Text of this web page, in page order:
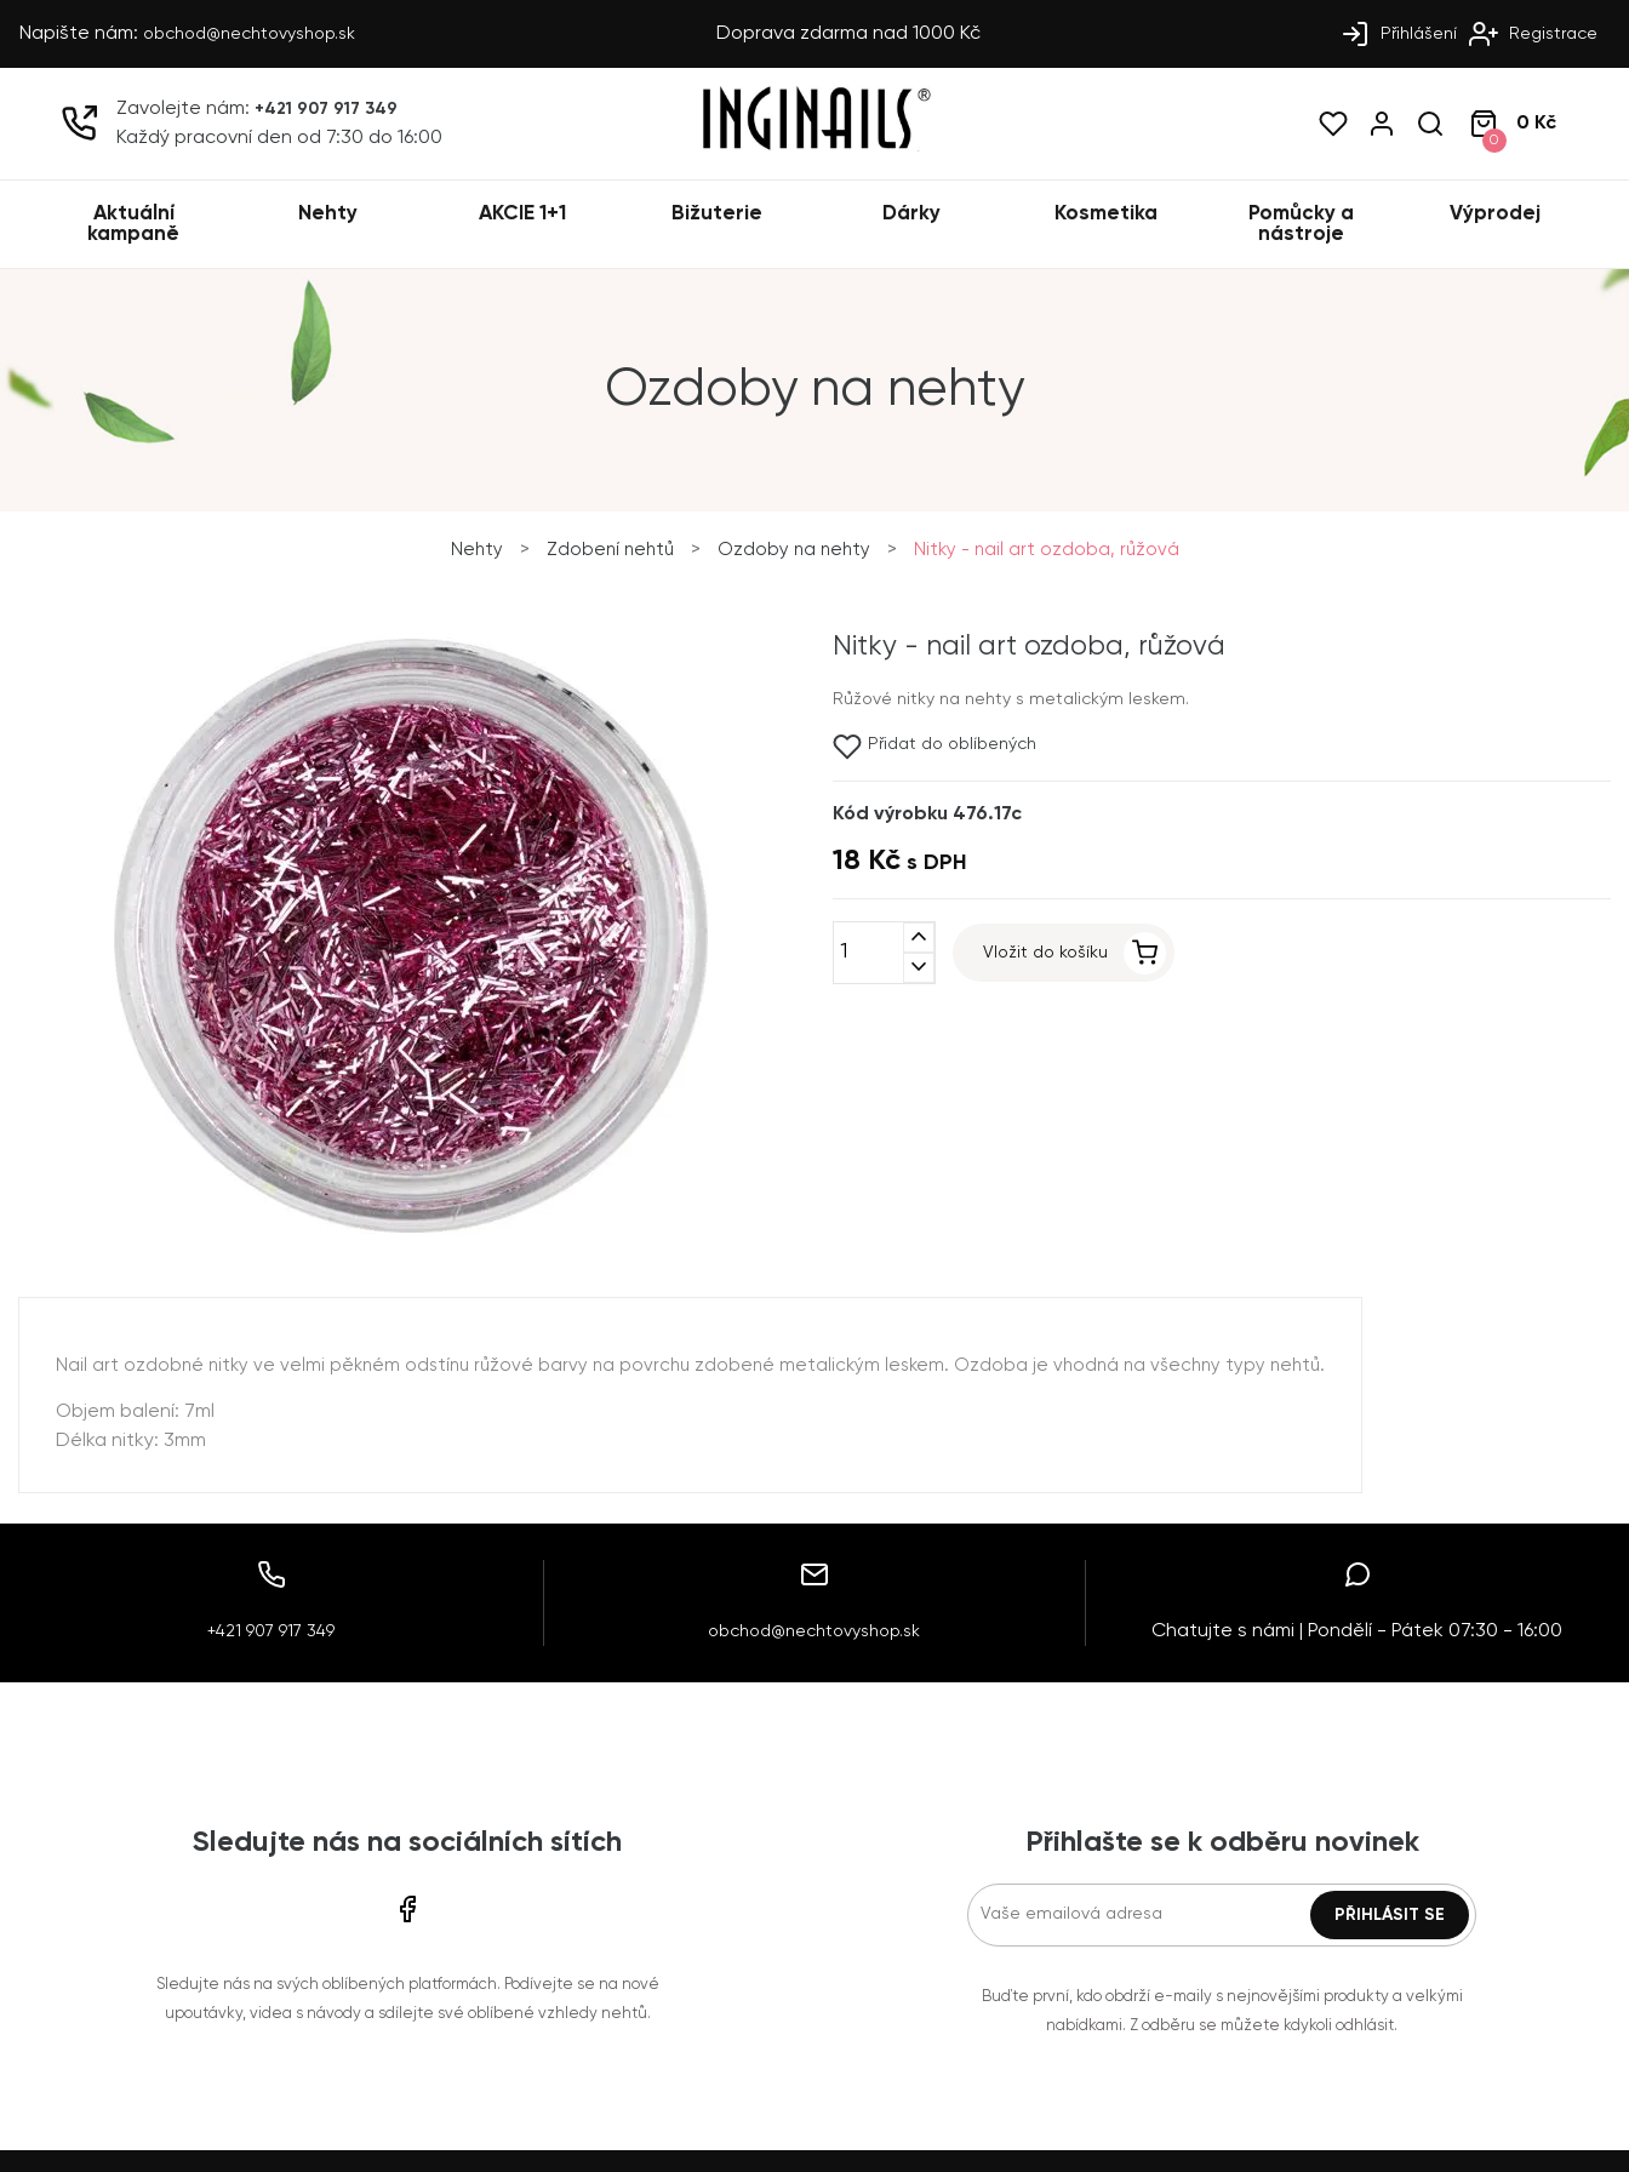
Napište nám: obchod@nechtovyshop.sk Doprava zdarma nad 1000 Kč Přihlášení Registrace
Zavolejte nám: +421 907 917 349
Každý pracovní den od 7:30 do 16:00 0
0 Kč
Aktuální
kampaně
Nehty AKCIE 1+1 Bižuterie Dárky Kosmetika
Pomůcky a
nástroje
Výprodej
Ozdoby na nehty
Nehty > Zdobení nehtů > Ozdoby na nehty > Nitky - nail art ozdoba, růžová
Nitky - nail art ozdoba, růžová
Růžové nitky na nehty s metalickým leskem.
Přidat do oblíbených
Kód výrobku 476.17c
18 Kč s DPH
expand_less
expand_more
Vložit do košíku
Nail art ozdobné nitky ve velmi pěkném odstínu růžové barvy na povrchu zdobené metalickým leskem. Ozdoba je vhodná na všechny typy nehtů.
Objem balení: 7ml
Délka nitky: 3mm
+421 907 917 349 obchod@nechtovyshop.sk Chatujte s námi | Pondělí - Pátek 07:30 - 16:00
Sledujte nás na sociálních sítích
Sledujte nás na svých oblíbených platformách. Podívejte se na nové
upoutávky, videa s návody a sdílejte své oblíbené vzhledy nehtů.
Přihlašte se k odběru novinek
Buďte první, kdo obdrží e-maily s nejnovějšími produkty a velkými
nabídkami. Z odběru se můžete kdykoli odhlásit.